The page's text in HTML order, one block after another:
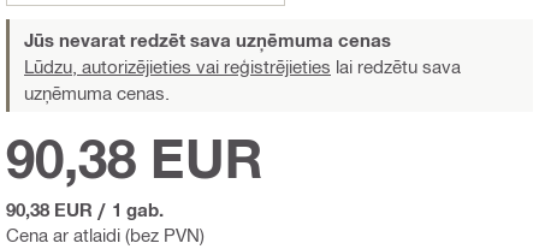
Jūs nevarat redzēt sava uzņēmuma cenas
Lūdzu, autorizējieties vai reģistrējieties lai redzētu sava
uzņēmuma cenas.
Cena ar atlaidi (bez PVN)
90,38 EUR
90,38 EUR / 1 gab.